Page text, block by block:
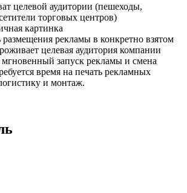
целевой аудитории (пешеходы,
торговых центров)
картинка
рекламы в конкретно взятом
целевая аудитория компании
запуск рекламы и смена
время на печать рекламных
и монтаж.